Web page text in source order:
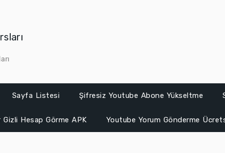
Sayfa Listesi Şifresiz Youtube Abone Yükseltme
Hesap Görme APK Youtube Yorum Gönderme